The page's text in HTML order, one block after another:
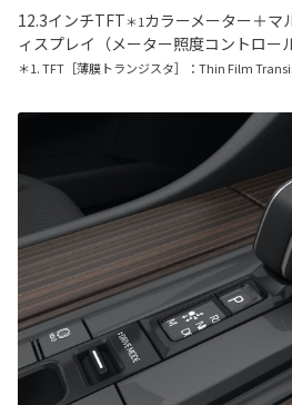
12.3インチTFT＊1カラーメーター＋マ
ィスプレイ（メーター照度コントロール
＊1. TFT［薄膜トランジスタ］：Thin Film